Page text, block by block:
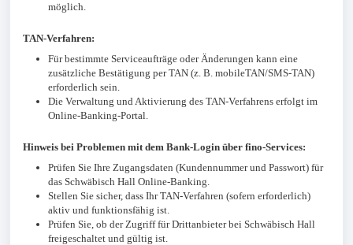
möglich.
TAN-Verfahren:
Für bestimmte Serviceaufträge oder Änderungen kann eine
zusätzliche Bestätigung per TAN (z. B. mobileTAN/SMS-TAN)
erforderlich sein.
Die Verwaltung und Aktivierung des TAN-Verfahrens erfolgt im
Online-Banking-Portal.
Hinweis bei Problemen mit dem Bank-Login über fino-Services:
Prüfen Sie Ihre Zugangsdaten (Kundennummer und Passwort) für
das Schwäbisch Hall Online-Banking.
Stellen Sie sicher, dass Ihr TAN-Verfahren (sofern erforderlich)
aktiv und funktionsfähig ist.
Prüfen Sie, ob der Zugriff für Drittanbieter bei Schwäbisch Hall
freigeschaltet und gültig ist.